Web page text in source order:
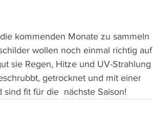
kommenden Monate zu sammeln
wollen noch einmal richtig auf
sie Regen, Hitze und UV-Strahlung
getrocknet und mit einer
fit für die  nächste Saison!